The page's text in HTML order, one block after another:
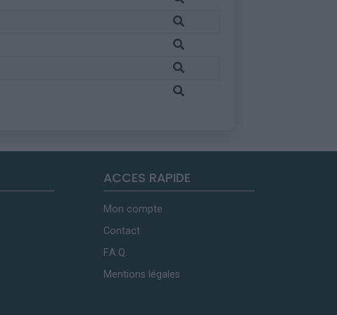
ACCES RAPIDE
Mon compte
Contact
F.A.Q.
Mentions légales